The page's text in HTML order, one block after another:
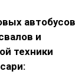
автобусов
и
техники